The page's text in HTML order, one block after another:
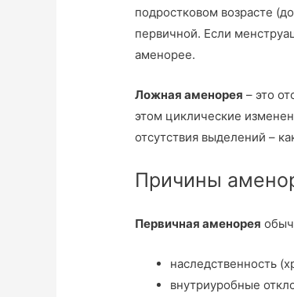
подростковом возрасте
первичной. Если
аменорее.
Ложная аменорея – это
этом циклические
отсутствия выделений –
Причины
Первичная аменорея
наследственность
внутриуробные